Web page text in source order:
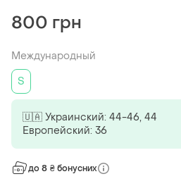
800 грн
Международный
S
🇺🇦 Украинский: 44-46, 44
Европейский: 36
до 8 ₴ бонусних